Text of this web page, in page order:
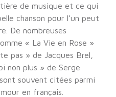
de musique et ce qui
chanson pour l’un peut
De nombreuses
« La Vie en Rose »
pas » de Jacques Brel,
non plus » de Serge
souvent citées parmi
en français.